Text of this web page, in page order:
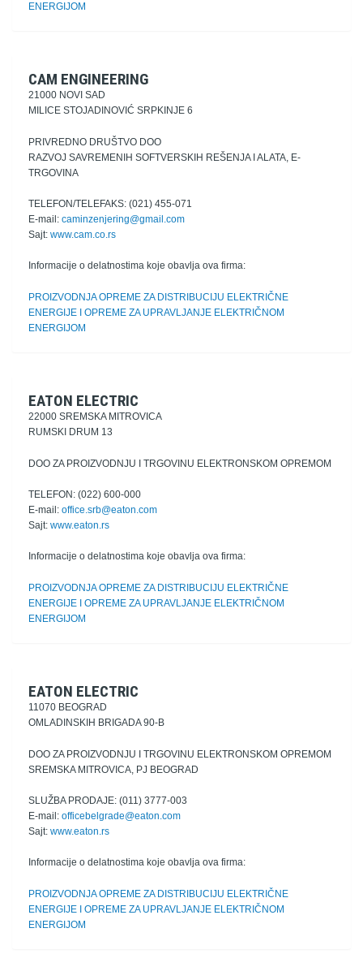
ENERGIJOM
CAM ENGINEERING
21000 NOVI SAD
MILICE STOJADINOVIĆ SRPKINJE 6
PRIVREDNO DRUŠTVO DOO
RAZVOJ SAVREMENIH SOFTVERSKIH REŠENJA I ALATA, E-
TRGOVINA
TELEFON/TELEFAKS: (021) 455-071
E-mail: caminzenjering@gmail.com
Sajt: www.cam.co.rs
Informacije o delatnostima koje obavlja ova firma:
PROIZVODNJA OPREME ZA DISTRIBUCIJU ELEKTRIČNE
ENERGIJE I OPREME ZA UPRAVLJANJE ELEKTRIČNOM
ENERGIJOM
EATON ELECTRIC
22000 SREMSKA MITROVICA
RUMSKI DRUM 13
DOO ZA PROIZVODNJU I TRGOVINU ELEKTRONSKOM OPREMOM
TELEFON: (022) 600-000
E-mail: office.srb@eaton.com
Sajt: www.eaton.rs
Informacije o delatnostima koje obavlja ova firma:
PROIZVODNJA OPREME ZA DISTRIBUCIJU ELEKTRIČNE
ENERGIJE I OPREME ZA UPRAVLJANJE ELEKTRIČNOM
ENERGIJOM
EATON ELECTRIC
11070 BEOGRAD
OMLADINSKIH BRIGADA 90-B
DOO ZA PROIZVODNJU I TRGOVINU ELEKTRONSKOM OPREMOM
SREMSKA MITROVICA, PJ BEOGRAD
SLUŽBA PRODAJE: (011) 3777-003
E-mail: officebelgrade@eaton.com
Sajt: www.eaton.rs
Informacije o delatnostima koje obavlja ova firma:
PROIZVODNJA OPREME ZA DISTRIBUCIJU ELEKTRIČNE
ENERGIJE I OPREME ZA UPRAVLJANJE ELEKTRIČNOM
ENERGIJOM